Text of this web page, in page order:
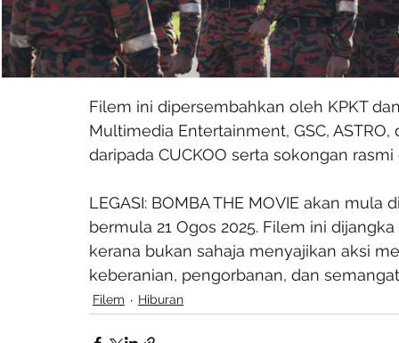
Filem ini dipersembahkan oleh KPKT
Multimedia Entertainment, GSC,
daripada CUCKOO serta sokongan rasmi
LEGASI: BOMBA THE MOVIE akan
bermula 21 Ogos 2025. Filem ini
kerana bukan sahaja menyajikan aksi
keberanian, pengorbanan, dan
Filem Hiburan